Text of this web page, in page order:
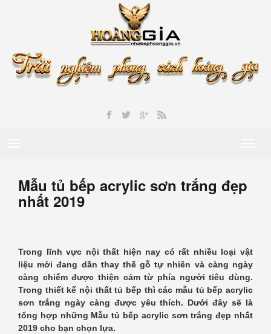
Mẫu tủ bếp acrylic sơn trắng đẹp
nhất 2019
Trong lĩnh vực nội thất hiện nay có rất nhiều loại vật
liệu mới đang dần thay thế gỗ tự nhiên và càng ngày
càng chiếm được thiện cảm từ phía người tiêu dùng.
Trong thiết kế nội thất tủ bếp thì các mẫu tủ bếp acrylic
sơn trắng ngày càng được yêu thích. Dưới đây sẽ là
tổng hợp những Mẫu tủ bếp acrylic sơn trắng đẹp nhất
2019 cho bạn chọn lựa.